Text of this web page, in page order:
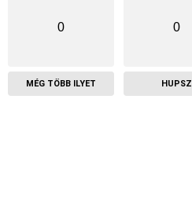
0
MÉG TÖBB ILYET
0
HUPSZ